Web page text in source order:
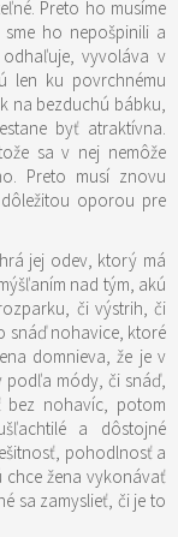
Preto ho musíme
ho nepošpinili a
vyvoláva v
len ku povrchnému
na bezduchú bábku,
byť atraktívna.
sa v nej nemôže
Preto musí znovu
oporou pre
jej odev, ktorý má
nad tým, akú
či výstrih, či
snáď nohavice, ktoré
domnieva, že je v
podľa módy, či snáď,
nohavíc, potom
dôstojné
pohodlnosť a
žena vykonávať
sa zamyslieť, či je to